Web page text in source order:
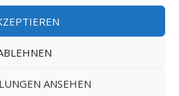
ANSEHEN
2024?
noch
bin, werde ich